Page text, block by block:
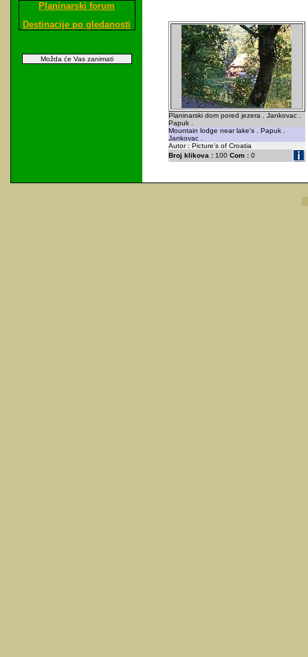
Planinarski forum
Destinacije po gledanosti
Možda će Vas zanimati
Planinarski dom pored jezera . Jankovac .
Papuk .
Mountain lodge near lake's . Papuk .
Jankovac .
Autor : Picture's of Croatia
Broj klikova :100 Com :0